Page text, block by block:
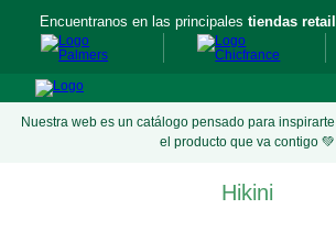
Encuentranos en las principales tiendas retail
Nuestra web es un catálogo pensado para
el producto que va contigo 💚
Hikini